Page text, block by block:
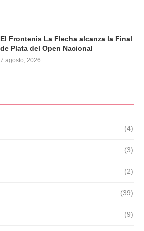
El Frontenis La Flecha alcanza la Final
de Plata del Open Nacional
7 agosto, 2026
(4)
(3)
(2)
(39)
(9)